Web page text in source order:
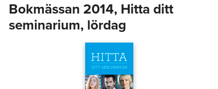
Bokmässan 2014, Hitta ditt
seminarium, lördag